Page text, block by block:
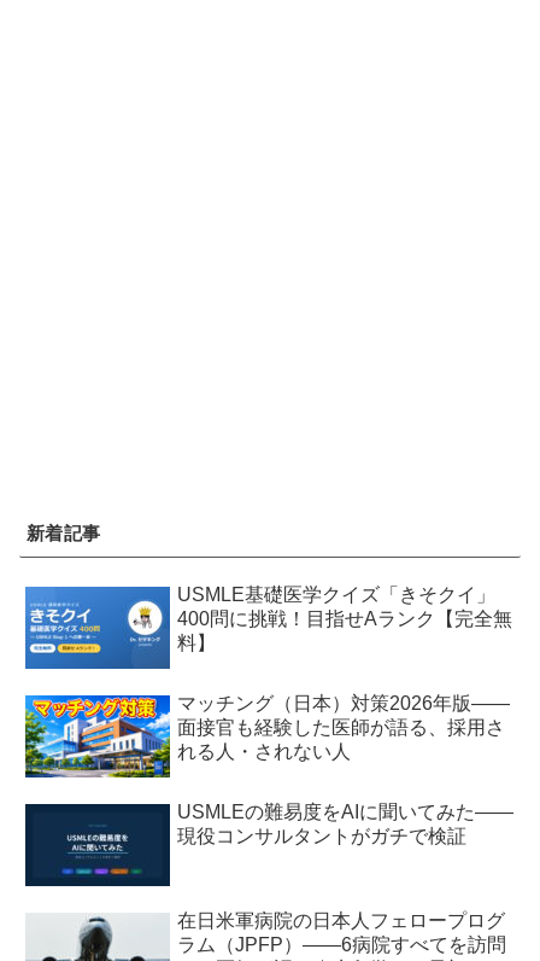
新着記事
USMLE基礎医学クイズ「きそクイ」
400問に挑戦！目指せAランク【完全無
料】
マッチング（日本）対策2026年版——
面接官も経験した医師が語る、採用さ
れる人・されない人
USMLEの難易度をAIに聞いてみた——
現役コンサルタントがガチで検証
在日米軍病院の日本人フェロープログ
ラム（JPFP）——6病院すべてを訪問